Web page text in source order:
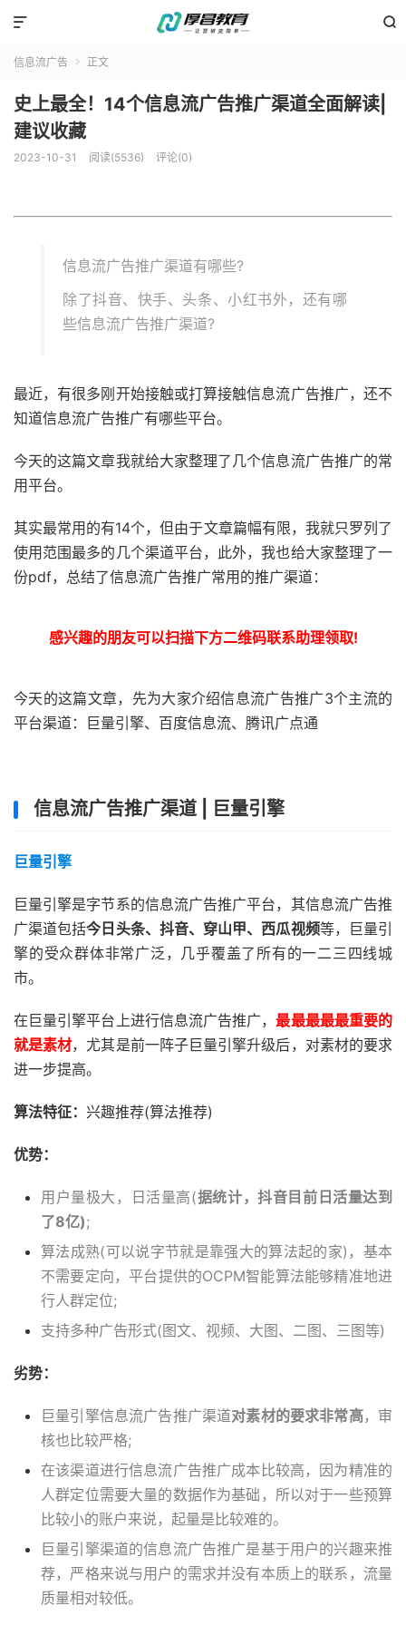


信息流广告  正文
史上最全！14个信息流广告推广渠道全面解读|
建议收藏
2023-10-31 阅读(5536) 评论(0)
信息流广告推广渠道有哪些?
除了抖音、快手、头条、小红书外，还有哪
些信息流广告推广渠道?
最近，有很多刚开始接触或打算接触信息流广告推广，还不
知道信息流广告推广有哪些平台。
今天的这篇文章我就给大家整理了几个信息流广告推广的常
用平台。
其实最常用的有14个，但由于文章篇幅有限，我就只罗列了
使用范围最多的几个渠道平台，此外，我也给大家整理了一
份pdf，总结了信息流广告推广常用的推广渠道：
感兴趣的朋友可以扫描下方二维码联系助理领取!
今天的这篇文章，先为大家介绍信息流广告推广3个主流的
平台渠道：巨量引擎、百度信息流、腾讯广点通
信息流广告推广渠道 | 巨量引擎
巨量引擎
巨量引擎是字节系的信息流广告推广平台，其信息流广告推
广渠道包括今日头条、抖音、穿山甲、西瓜视频等，巨量引
擎的受众群体非常广泛，几乎覆盖了所有的一二三四线城
市。
在巨量引擎平台上进行信息流广告推广，最最最最最重要的
就是素材，尤其是前一阵子巨量引擎升级后，对素材的要求
进一步提高。
算法特征： 兴趣推荐(算法推荐)
优势：
用户量极大，日活量高(据统计，抖音目前日活量达到
了8亿);
算法成熟(可以说字节就是靠强大的算法起的家)，基本
不需要定向，平台提供的OCPM智能算法能够精准地进
行人群定位;
支持多种广告形式(图文、视频、大图、二图、三图等)
劣势：
巨量引擎信息流广告推广渠道对素材的要求非常高，审
核也比较严格;
在该渠道进行信息流广告推广成本比较高，因为精准的
人群定位需要大量的数据作为基础，所以对于一些预算
比较小的账户来说，起量是比较难的。
巨量引擎渠道的信息流广告推广是基于用户的兴趣来推
荐，严格来说与用户的需求并没有本质上的联系，流量
质量相对较低。